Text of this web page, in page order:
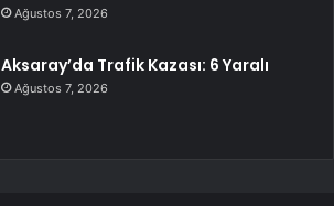
Ağustos 7, 2026
Aksaray’da Trafik Kazası: 6 Yaralı
Ağustos 7, 2026